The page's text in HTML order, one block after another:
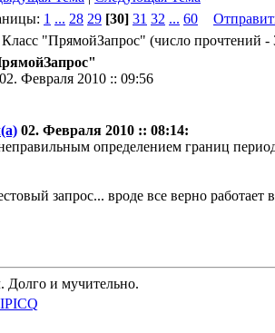
1 ... 28 29 [30] 31 32 ... 60
Класс "ПрямойЗапрос" (число прочтений -
02. Февраля 2010 :: 09:56
02. Февраля 2010 :: 08:14:
определением границ
запрос... вроде все верно
Долго и мучительно.
ICQ